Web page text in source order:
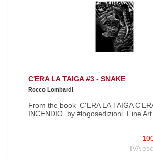
C'ERA LA TAIGA #3 - SNAKE
Rocco Lombardi
From the book C'ERA LA TAIGA
INCENDIO by #logosedizioni. Fine Art
IVA